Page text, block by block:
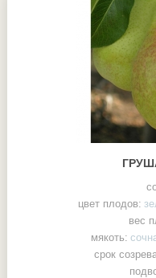
цвет плодов:
вес
мякоть:
срок